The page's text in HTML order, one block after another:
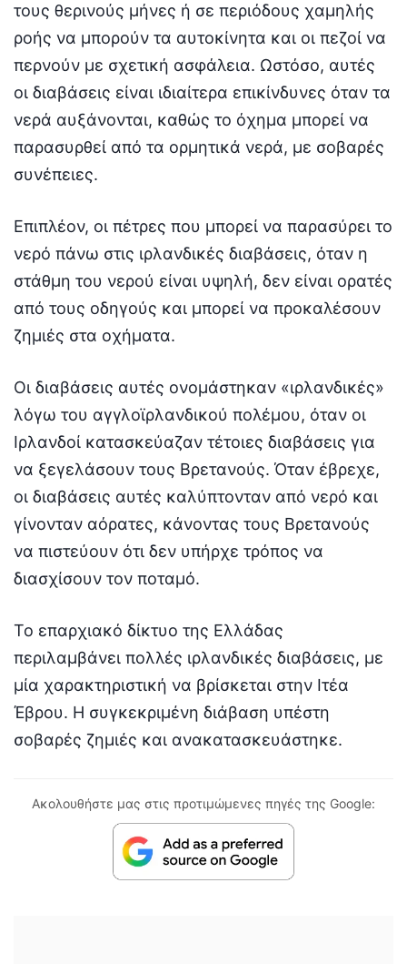
τους θερινούς μήνες ή σε περιόδους χαμηλής
ροής να μπορούν τα αυτοκίνητα και οι πεζοί να
περνούν με σχετική ασφάλεια. Ωστόσο, αυτές
οι διαβάσεις είναι ιδιαίτερα επικίνδυνες όταν τα
νερά αυξάνονται, καθώς το όχημα μπορεί να
παρασυρθεί από τα ορμητικά νερά, με σοβαρές
συνέπειες.
Επιπλέον, οι πέτρες που μπορεί να παρασύρει το
νερό πάνω στις ιρλανδικές διαβάσεις, όταν η
στάθμη του νερού είναι υψηλή, δεν είναι ορατές
από τους οδηγούς και μπορεί να προκαλέσουν
ζημιές στα οχήματα.
Οι διαβάσεις αυτές ονομάστηκαν «ιρλανδικές»
λόγω του αγγλοϊρλανδικού πολέμου, όταν οι
Ιρλανδοί κατασκεύαζαν τέτοιες διαβάσεις για
να ξεγελάσουν τους Βρετανούς. Όταν έβρεχε,
οι διαβάσεις αυτές καλύπτονταν από νερό και
γίνονταν αόρατες, κάνοντας τους Βρετανούς
να πιστεύουν ότι δεν υπήρχε τρόπος να
διασχίσουν τον ποταμό.
Το επαρχιακό δίκτυο της Ελλάδας
περιλαμβάνει πολλές ιρλανδικές διαβάσεις, με
μία χαρακτηριστική να βρίσκεται στην Ιτέα
Έβρου. Η συγκεκριμένη διάβαση υπέστη
σοβαρές ζημιές και ανακατασκευάστηκε.
Ακολουθήστε μας στις προτιμώμενες πηγές της Google: